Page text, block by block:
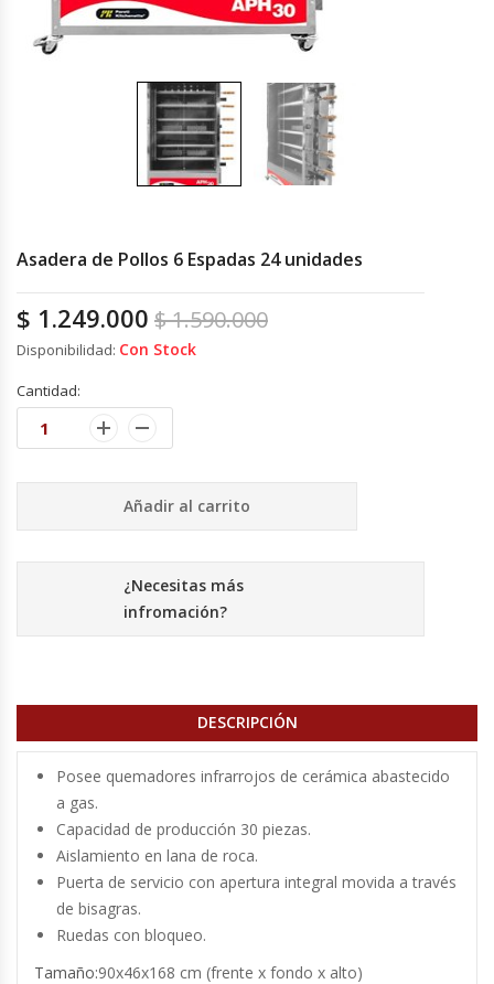
Cocinas Industriales
Encimeras Eléctricas
Congeladoras Tapa De Vidrio
Coolers / Visicoolers
Cortadoras De Fiambre
Cortadoras De Huesos
Dispensadores De Salsas
Exhibidoras De Productos Calientes
Expendedoras De Jugo
Exprimidor De Naranjas
Exprimidoras De Cítricos
Extractoras De Jugos
Asadera de Pollos 6 Espadas 24 unidades
$1.590.000
$ 1.249.000
Disponibilidad: Con Stock
Cantidad:
Añadir al carrito
¿Necesitas más
infromación?
DESCRIPCIÓN
Posee quemadores infrarrojos de cerámica abastecido
a gas.
Capacidad de producción 30 piezas.
Aislamiento en lana de roca.
Puerta de servicio con apertura integral movida a través
de bisagras.
Ruedas con bloqueo.
Tamaño:90x46x168 cm (frente x fondo x alto)